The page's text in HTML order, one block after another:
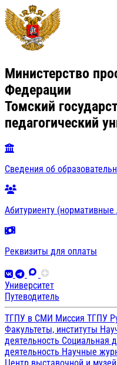
Министерство
Федерации
Томский
педагогический
Сведения об
Абитуриенту
Реквизиты для оплаты
Университет
Путеводитель
ТГПУ в СМИ Миссия ТГПУ
Факультеты, институты
деятельность Социальная
деятельность Научные